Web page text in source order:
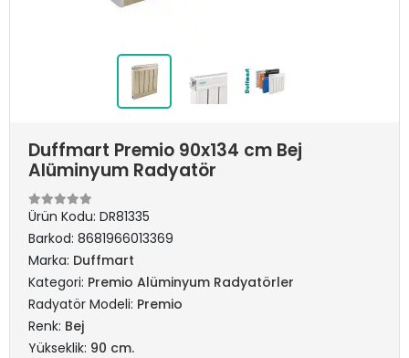
Duffmart Premio 90x134 cm Bej
Alüminyum Radyatör
Ürün Kodu: DR81335
Barkod: 8681966013369
Marka: Duffmart
Kategori: Premio Alüminyum Radyatörler
Radyatör Modeli: Premio
Renk: Bej
Yükseklik: 90 cm.